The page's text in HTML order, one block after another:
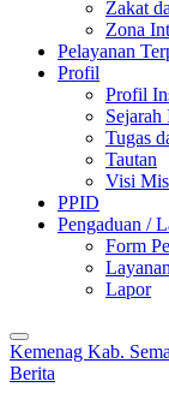
Zakat
Zona
Pelayanan
Profil
Profil
Tugas
Tautan
Visi
PPID
Pengaduan /
Form
Lapor
Kemenag Kab.
Berita